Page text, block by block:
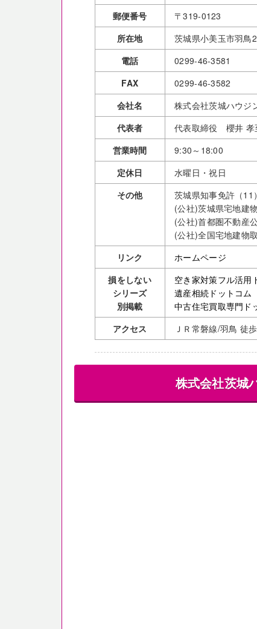
郵便番号
〒319-0123
所在地
茨城県小美玉市羽鳥
電話
0299-46-3581
FAX
0299-46-3582
会社名
株式会社茨城ハウジ
代表者
代表取締役 櫻井 孝
営業時間
9:30～18:00
定休日
水曜日・祝日
その他
茨城県知事免許（11
(公社)茨城県宅地建
(公社)首都圏不動産
(公社)全国宅地建物
リンク
ホームページ
損をしない
シリーズ
別掲載
空き家対策フル活用
遺産相続ドットコム
中古住宅買取専門ド
アクセス
ＪＲ常磐線/羽鳥 徒
株式会社茨城